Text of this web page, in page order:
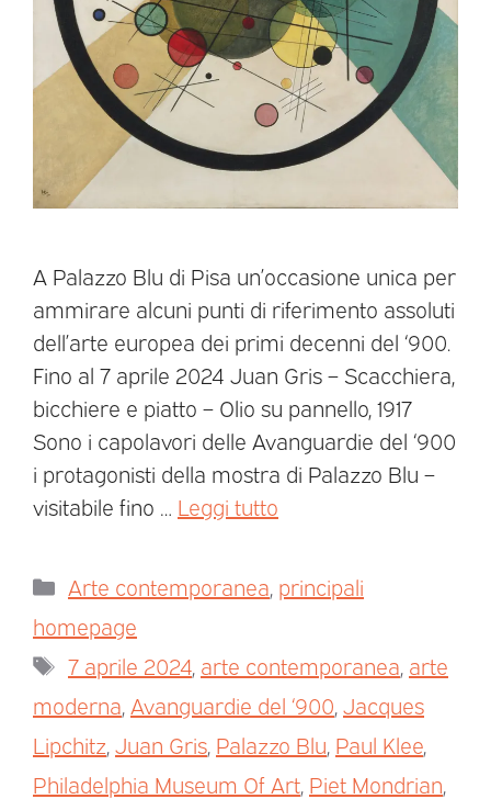
A Palazzo Blu di Pisa un’occasione unica per
ammirare alcuni punti di riferimento assoluti
dell’arte europea dei primi decenni del ‘900.
Fino al 7 aprile 2024 Juan Gris – Scacchiera,
bicchiere e piatto – Olio su pannello, 1917
Sono i capolavori delle Avanguardie del ‘900
i protagonisti della mostra di Palazzo Blu –
visitabile fino … Leggi tutto
Arte contemporanea principali
homepage
7 aprile 2024 arte contemporanea arte
moderna Avanguardie del ‘900 Jacques
Lipchitz Juan Gris Palazzo Blu Paul Klee
Philadelphia Museum Of Art Piet Mondrian